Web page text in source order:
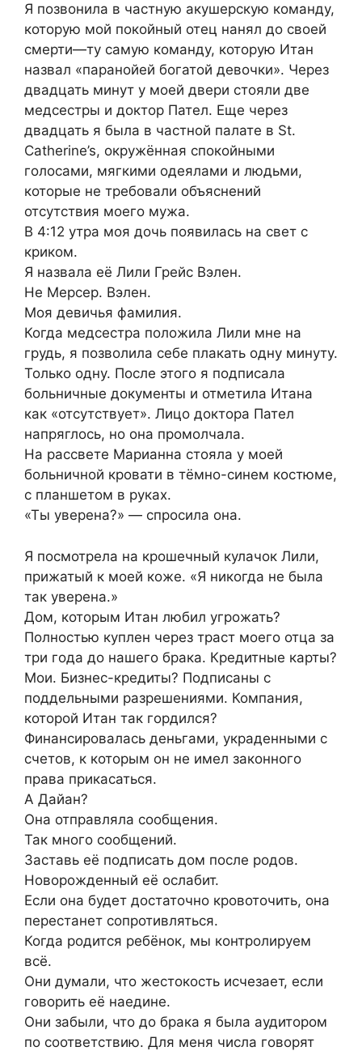
Я позвонила в частную акушерскую команду,
которую мой покойный отец нанял до своей
смерти—ту самую команду, которую Итан
назвал «паранойей богатой девочки». Через
двадцать минут у моей двери стояли две
медсестры и доктор Пател. Еще через
двадцать я была в частной палате в St.
Catherine’s, окружённая спокойными
голосами, мягкими одеялами и людьми,
которые не требовали объяснений
отсутствия моего мужа.
В 4:12 утра моя дочь появилась на свет с
криком.
Я назвала её Лили Грейс Вэлен.
Не Мерсер. Вэлен.
Моя девичья фамилия.
Когда медсестра положила Лили мне на
грудь, я позволила себе плакать одну минуту.
Только одну. После этого я подписала
больничные документы и отметила Итана
как «отсутствует». Лицо доктора Пател
напряглось, но она промолчала.
На рассвете Марианна стояла у моей
больничной кровати в тёмно-синем костюме,
с планшетом в руках.
«Ты уверена?» — спросила она.
Я посмотрела на крошечный кулачок Лили,
прижатый к моей коже. «Я никогда не была
так уверена.»
Дом, которым Итан любил угрожать?
Полностью куплен через траст моего отца за
три года до нашего брака. Кредитные карты?
Мои. Бизнес-кредиты? Подписаны с
поддельными разрешениями. Компания,
которой Итан так гордился?
Финансировалась деньгами, украденными с
счетов, к которым он не имел законного
права прикасаться.
А Дайан?
Она отправляла сообщения.
Так много сообщений.
Заставь её подписать дом после родов.
Новорожденный её ослабит.
Если она будет достаточно кровоточить, она
перестанет сопротивляться.
Когда родится ребёнок, мы контролируем
всё.
Они думали, что жестокость исчезает, если
говорить её наедине.
Они забыли, что до брака я была аудитором
по соответствию. Для меня числа говорят